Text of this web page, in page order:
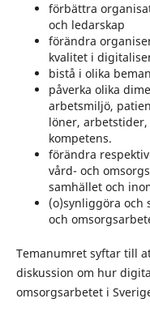
förbättra
och ledarskap
förändra
kvalitet i
bistå i olika
påverka olika
arbetsmiljö,
löner,
kompetens.
förändra
vård- och
samhället och
(o)synliggöra och
och
Temanumret syftar till
diskussion om hur
omsorgsarbetet i